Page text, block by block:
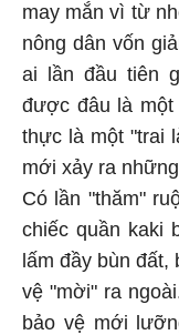
may mắn vì từ
nông dân vốn
ai lần đầu tiên
được đâu là
thực là một "trai
mới xảy ra
Có lần "thăm"
chiếc quần kaki
lấm đầy bùn
vệ "mời" ra
bảo vệ mới